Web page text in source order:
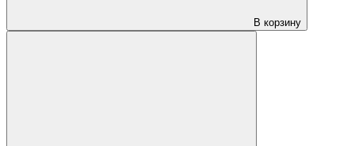
В корзину